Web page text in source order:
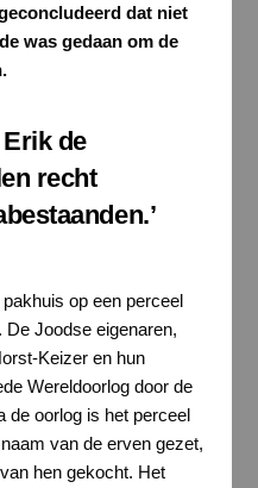
dat niet
was gedaan om de
de
recht
op een perceel
Joodse eigenaren,
Keizer en hun
Wereldoorlog door de
de oorlog is het perceel
van de erven gezet,
hen gekocht. Het